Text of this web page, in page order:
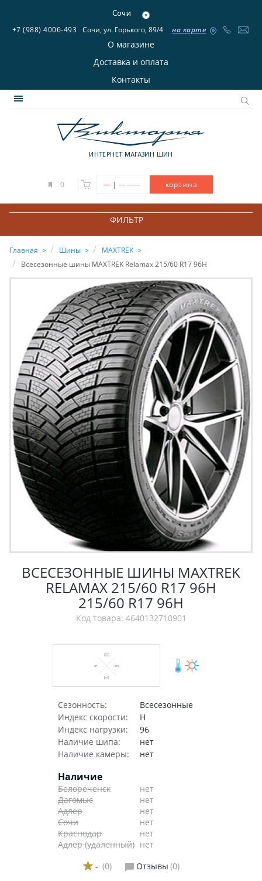
Сочи
+7 (988) 4006-493 Сочи, ул. Горького, 89/4 на карте
О магазине
Доставка и оплата
Контакты
ИНТЕРНЕТ МАГАЗИН ШИН
0 — | ——— корзина
ФИЛЬТР
Главная Шины
MAXTREK
Всесезонные шины MAXTREK Relamax 215/60 R17 96H
ВСЕСЕЗОННЫЕ ШИНЫ MAXTREK
RELAMAX 215/60 R17 96H
215/60 R17 96H
Код товара: 4640132710901
Сезонность:
Всесезонные
Индекс скорости:
H
Индекс нагрузки:
96
Наличие шипа:
нет
Наличие камеры:
нет
Наличие
Белореченск
нет
Дагомыс
нет
Адлер
нет
Сочи
нет
Краснодар
нет
Адлер (удаленный) нет
- (0) Отзывы (0)